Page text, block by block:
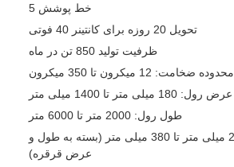
5 خط پوشش
تحویل 20 روزه برای کانتینر 40 فوتی
ظرفیت تولید 850 تن در ماه
محدوده ضخامت: 12 میکرون تا 350 میکرون
عرض رول: 180 میلی متر تا 1400 میلی متر
طول رول: 2000 متر تا 6000 متر
قطر خارجی قرقره: 240 میلی متر تا 380 میلی متر (بسته به طول و
عرض قرقره)